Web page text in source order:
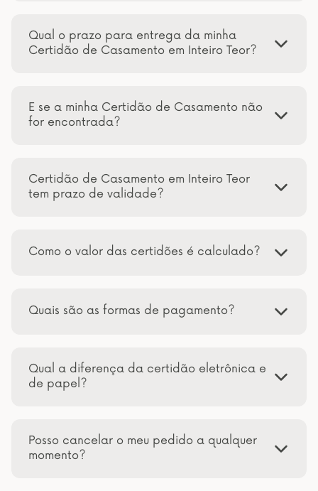
Qual o prazo para entrega da minha
Certidão de Casamento em Inteiro Teor?
E se a minha Certidão de Casamento não
for encontrada?
Certidão de Casamento em Inteiro Teor
tem prazo de validade?
Como o valor das certidões é calculado?
Quais são as formas de pagamento?
Qual a diferença da certidão eletrônica e
de papel?
Posso cancelar o meu pedido a qualquer
momento?